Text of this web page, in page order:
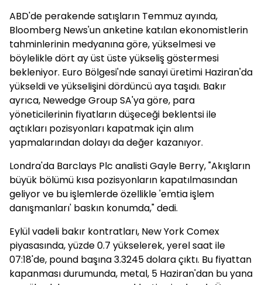
ABD'de perakende satışların Temmuz ayında,
Bloomberg News'un anketine katılan ekonomistlerin
tahminlerinin medyanına göre, yükselmesi ve
böylelikle dört ay üst üste yükseliş göstermesi
bekleniyor. Euro Bölgesi'nde sanayi üretimi Haziran'da
yükseldi ve yükselişini dördüncü aya taşıdı. Bakır
ayrıca, Newedge Group SA'ya göre, para
yöneticilerinin fiyatların düşeceği beklentsi ile
açtıkları pozisyonları kapatmak için alım
yapmalarından dolayı da değer kazanıyor.
Londra'da Barclays Plc analisti Gayle Berry, "Akışların
büyük bölümü kısa pozisyonların kapatılmasından
geliyor ve bu işlemlerde özellikle 'emtia işlem
danışmanları' baskın konumda," dedi.
Eylül vadeli bakır kontratları, New York Comex
piyasasında, yüzde 0.7 yükselerek, yerel saat ile
07:18'de, pound başına 3.3245 dolara çıktı. Bu fiyattan
kapanması durumunda, metal, 5 Haziran'dan bu yana